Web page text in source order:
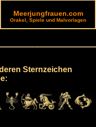
Meerjungfrauen.com
Orakel, Spiele und Malvorlagen
Sternzeichen